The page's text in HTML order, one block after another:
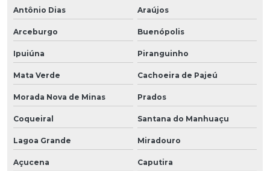
Antônio Dias Araújos
Arceburgo Buenópolis
Ipuiúna Piranguinho
Mata Verde Cachoeira de Pajeú
Morada Nova de Minas Prados
Coqueiral Santana do Manhuaçu
Lagoa Grande Miradouro
Açucena Caputira